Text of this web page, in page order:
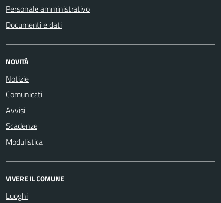
Personale amministrativo
Documenti e dati
NOVITÀ
Notizie
Comunicati
Avvisi
Scadenze
Modulistica
VIVERE IL COMUNE
Luoghi